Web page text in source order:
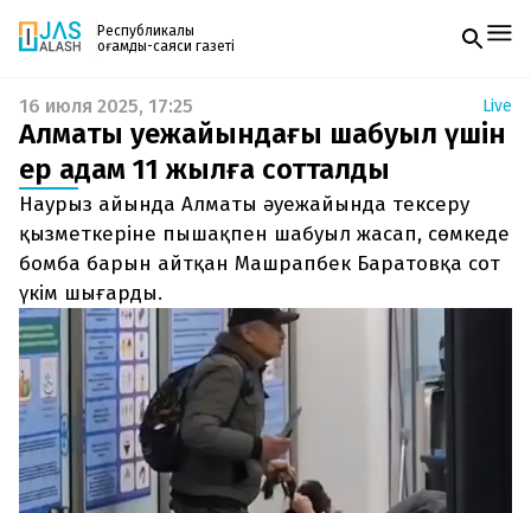
Республикалық
қоғамдық-саяси газеті
Жаңалықтар
Спорт
Live
Руханият
Аймақ
Архив
Заң және тәртіп
Редакциямен байланыс
+7 708 604 51 06
Жарнама бөлімі
+7 701 220 64 52
Пошта
zhasalash100@gmail.com
Газетке жазылу
PDF форматтағы газетті ай сайын электронды
поштаңызға алып отырыңыз. Жаңа нөмір
шыққан сәтте сізге бірден жіберіледі. Тек email
енгізіңіз, біз қалғанын өзіміз жібереміз.
16 июля 2025, 17:25 Live
Алматы әуежайындағы шабуыл үшін
ер адам 11 жылға сотталды
Наурыз айында Алматы әуежайында тексеру
қызметкеріне пышақпен шабуыл жасап, сөмкеде
бомба барын айтқан Машрапбек Баратовқа сот
үкім шығарды.